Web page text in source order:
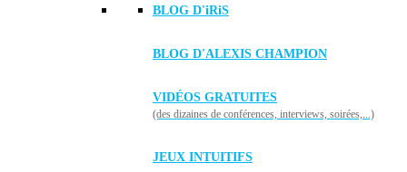
BLOG D'iRiS
BLOG D'ALEXIS CHAMPION
VIDÉOS GRATUITES
(des dizaines de conférences, interviews, soirées,...)
JEUX INTUITIFS